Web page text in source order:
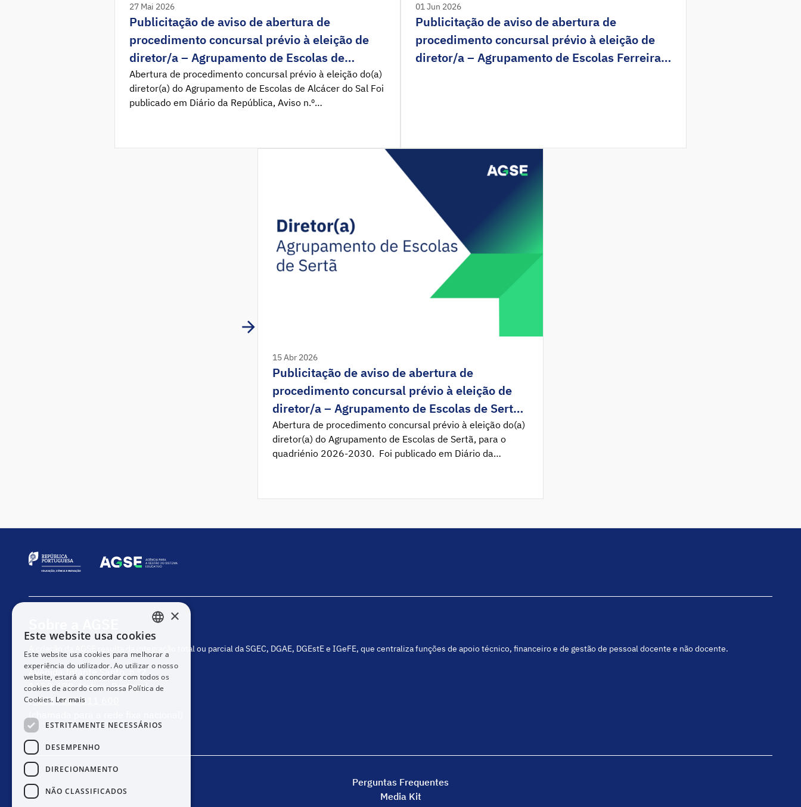
27 Mai 2026
Publicitação de aviso de abertura de
procedimento concursal prévio à eleição de
diretor/a – Agrupamento de Escolas de
Alcácer do Sal
Abertura de procedimento concursal prévio à eleição do(a)
diretor(a) do Agrupamento de Escolas de Alcácer do Sal Foi
publicado em Diário da República, Aviso n.º
Agrupamento de Escolas de Alcácer do Sal. Nos termos do
01 Jun 2026
Publicitação de aviso de abertura de
procedimento concursal prévio à eleição de
diretor/a – Agrupamento de Escolas Ferreira
15 Abr 2026
Publicitação de aviso de abertura de
procedimento concursal prévio à eleição de
diretor/a – Agrupamento de Escolas de Sertã
(AES)
Abertura de procedimento concursal prévio à eleição do(a)
diretor(a) do Agrupamento de Escolas de Sertã, para o
quadriénio 2026-2030. Foi publicado em Diário da
Diretor(a) do Agrupamento de Escolas de Sertã. Nos
n.º 75/2008, […]
A criação da AGSE resulta da integração total ou parcial da SGEC, DGAE, DGEstE e IGeFE, que centraliza funções de apoio técnico, financeiro e de gestão de pessoal docente e não docente.
Avenida Infante Santo, n.º2
1350-178, Lisboa, Portugal
(+351) 217 811 600
(chamada para a rede fixa nacional)
Perguntas Frequentes
Media Kit
PORTUGUESE
ENGLISH
×
Este website usa cookies
Este website usa cookies para melhorar a
experiência do utilizador. Ao utilizar o nosso
website, estará a concordar com todos os
cookies de acordo com nossa Política de
Cookies. Ler mais
ESTRITAMENTE NECESSÁRIOS
DESEMPENHO
DIRECIONAMENTO
NÃO CLASSIFICADOS